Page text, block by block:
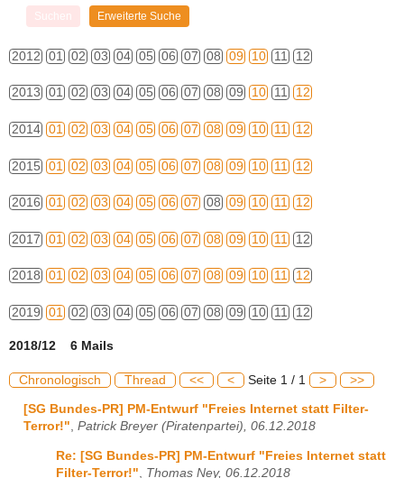
2012 01 02 03 04 05 06 07 08 09 10 11 12
2013 01 02 03 04 05 06 07 08 09 10 11 12
2014 01 02 03 04 05 06 07 08 09 10 11 12
2015 01 02 03 04 05 06 07 08 09 10 11 12
2016 01 02 03 04 05 06 07 08 09 10 11 12
2017 01 02 03 04 05 06 07 08 09 10 11 12
2018 01 02 03 04 05 06 07 08 09 10 11 12
2019 01 02 03 04 05 06 07 08 09 10 11 12
2018/12 6 Mails
Chronologisch Thread << < Seite 1 / 1 > >>
[SG Bundes-PR] PM-Entwurf "Freies Internet statt Filter-
Terror!", Patrick Breyer (Piratenpartei), 06.12.2018
Re: [SG Bundes-PR] PM-Entwurf "Freies Internet statt
Filter-Terror!"
Thomas Ney, 06.12.2018